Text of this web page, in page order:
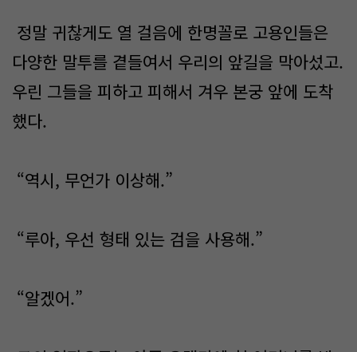
정말 귀찮게도 열 걸음에 한명꼴로 고용인들은
다양한 말투를 곁들여서 우리의 앞길을 막아섰고.
우린 그들을 피하고 피해서 겨우 본궁 앞에 도착
했다.
“역시, 무언가 이상해.”
“루아, 우선 형태 있는 검을 사용해.”
“알겠어.”